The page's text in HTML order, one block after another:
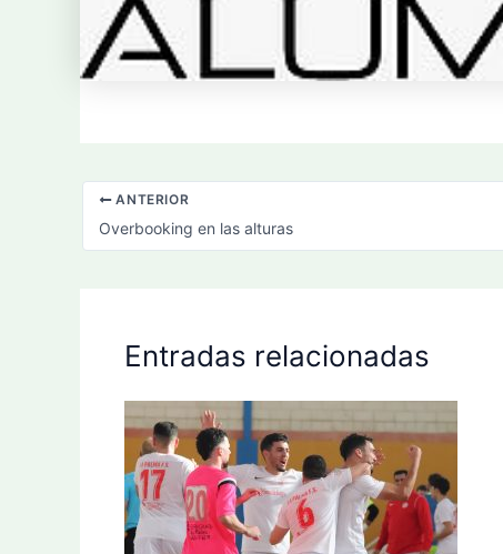
ANTERIOR
Overbooking en las alturas
Entradas relacionadas